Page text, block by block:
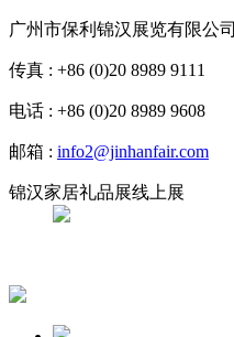
广州市保利锦汉展览有限公司
传真 : +86 (0)20 8989 9111
电话 : +86 (0)20 8989 9608
邮箱 : info2@jinhanfair.com
锦汉家居礼品展线上展